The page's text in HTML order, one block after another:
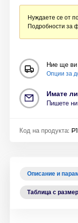
Нуждаете се от
Подробности за
Ние ще ви
Опции за
Имате
Пишете ни
Код на продукта:
Описание и
Таблица с